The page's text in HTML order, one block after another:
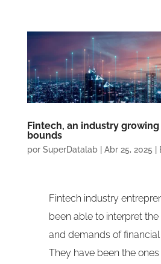
Fintech, an industry
bounds
por SuperDatalab| Abr 25, 2025
Fintech industry
been able to interpret
and demands of
They have been the